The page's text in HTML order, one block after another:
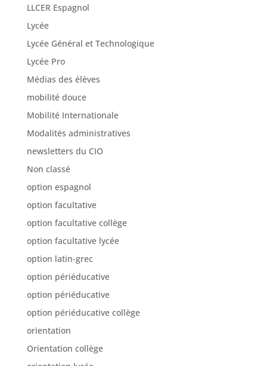
LLCER Espagnol
Lycée
Lycée Général et Technologique
Lycée Pro
Médias des élèves
mobilité douce
Mobilité Internationale
Modalités administratives
newsletters du CIO
Non classé
option espagnol
option facultative
option facultative collège
option facultative lycée
option latin-grec
option périéducative
option périéducative
option périéducative collège
orientation
Orientation collège